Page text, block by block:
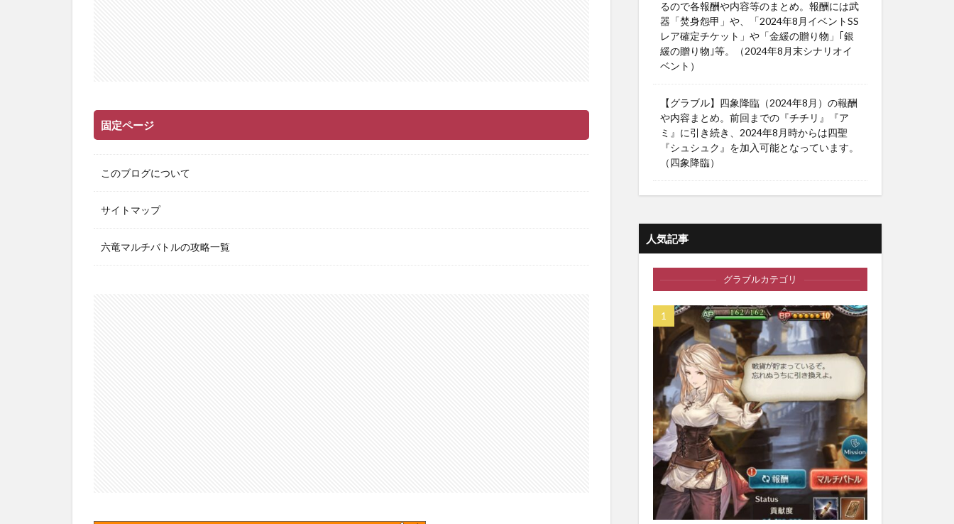
固定ページ
このブログについて
サイトマップ
六竜マルチバトルの攻略一覧
るので各報酬や内容等のまとめ。報酬には武
器「焚身怨甲」や、「2024年8月イベントSS
レア確定チケット」や「金緩の贈り物」｢銀
緩の贈り物｣等。（2024年8月末シナリオイ
ベント）
【グラブル】四象降臨（2024年8月）の報酬
や内容まとめ。前回までの『チチリ』『ア
ミ』に引き続き、2024年8月時からは四聖
『シュシュク』を加入可能となっています。
（四象降臨）
人気記事
グラブルカテゴリ